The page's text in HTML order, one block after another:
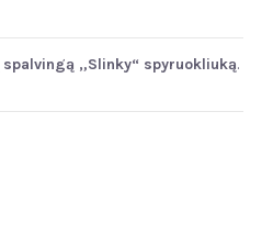
spalvingą „Slinky“ spyruokliuką.